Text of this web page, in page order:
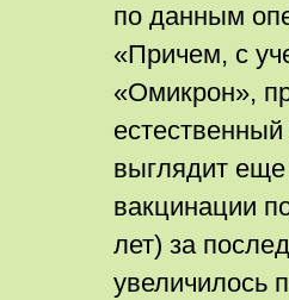
по данным
«Причем, с
«Омикрон»,
выглядит
вакцинации
лет) за
увеличилось